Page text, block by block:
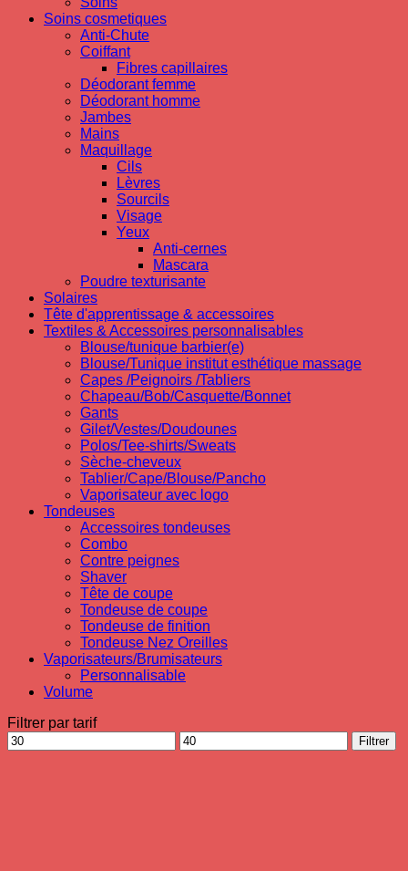
Soins cosmetiques
Anti-Chute
Coiffant
Fibres capillaires
Déodorant femme
Déodorant homme
Jambes
Mains
Maquillage
Cils
Lèvres
Sourcils
Visage
Yeux
Anti-cernes
Mascara
Poudre texturisante
Solaires
Tête d'apprentissage & accessoires
Textiles & Accessoires personnalisables
Blouse/tunique barbier(e)
Blouse/Tunique institut esthétique massage
Capes /Peignoirs /Tabliers
Chapeau/Bob/Casquette/Bonnet
Gants
Gilet/Vestes/Doudounes
Polos/Tee-shirts/Sweats
Sèche-cheveux
Tablier/Cape/Blouse/Pancho
Vaporisateur avec logo
Tondeuses
Accessoires tondeuses
Combo
Contre peignes
Shaver
Tête de coupe
Tondeuse de coupe
Tondeuse de finition
Tondeuse Nez Oreilles
Vaporisateurs/Brumisateurs
Personnalisable
Volume
Filtrer par tarif
Prix
min
Prix
max
Filtrer